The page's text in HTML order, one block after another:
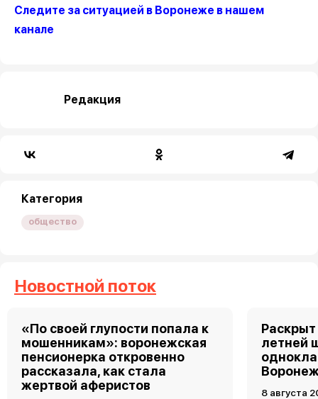
Следите за ситуацией в Воронеже в нашем
канале
Редакция
Категория
общество
Новостной поток
«По своей глупости попала к
мошенникам»: воронежская
пенсионерка откровенно
рассказала, как стала
жертвой аферистов
летней
8 августа